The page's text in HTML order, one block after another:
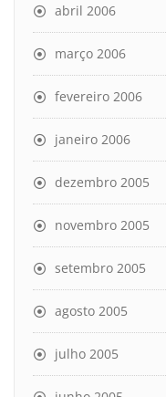
abril 2006
março 2006
fevereiro 2006
janeiro 2006
dezembro 2005
novembro 2005
setembro 2005
agosto 2005
julho 2005